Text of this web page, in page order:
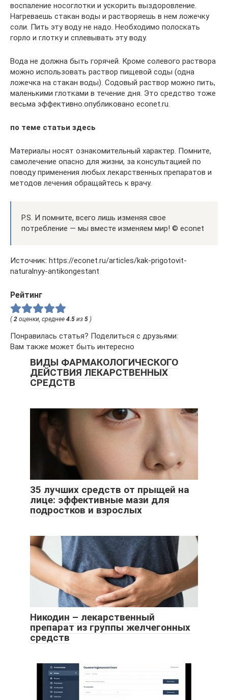
воспаление носоглотки и ускорить выздоровление.
Нагреваешь стакан воды и растворяешь в нем ложечку
соли. Пить эту воду не надо. Необходимо полоскать
горло и глотку и сплевывать эту воду.
Вода не должна быть горячей. Кроме солевого раствора
можно использовать раствор пищевой соды (одна
ложечка на стакан воды). Содовый раствор можно пить,
маленькими глотками в течение дня. Это средство тоже
весьма эффективно.опубликовано econet.ru.
по теме статьи здесь
Материалы носят ознакомительный характер. Помните,
самолечение опасно для жизни, за консультацией по
поводу применения любых лекарственных препаратов и
методов лечения обращайтесь к врачу.
P.S. И помните, всего лишь изменяя свое
потребление — мы вместе изменяем мир! © econet
Источник: https://econet.ru/articles/kak-prigotovit-
naturalnyy-antikongestant
Рейтинг
(2 оценки, среднее 4.5 из 5 )
Понравилась статья? Поделиться с друзьями:
Вам также может быть интересно
ВИДЫ ФАРМАКОЛОГИЧЕСКОГО
ДЕЙСТВИЯ ЛЕКАРСТВЕННЫХ
СРЕДСТВ
35 лучших средств от прыщей на
лице: эффективные мази для
подростков и взрослых
Никодин – лекарственный
препарат из группы желчегонных
средств